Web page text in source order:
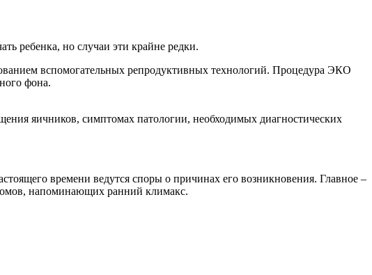
ребенка, но случаи эти крайне редки.
вспомогательных репродуктивных технологий. Процедура ЭКО
фона.
яичников, симптомах патологии, необходимых диагностических
времени ведутся споры о причинах его возникновения. Главное –
напоминающих ранний климакс.